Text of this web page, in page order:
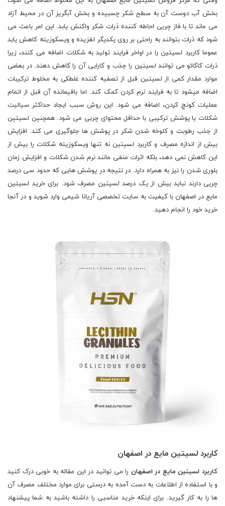
بخش آب دوست آن به سطح شکر چسبیده و بخش آبگریز آن در محیط آزاد
می ماند تا با فاز چربی احاطه کننده ذرات شکر واکنش یابد. این امر باعث می
شود که ذرات بتوانند به راحتی بر روی یکدیگر لغزیده و ویسکوزیته کاهش یابد
عموما کاربرد لسیتین را در اواخر فرایند تولید به شکلات اضافه می کنند، زیرا
ذرات کاکائو می توانند لسیتین را جذب و کارایی آن را کاهش دهند. در بعضی
موارد مقدار کمی از لسیتین قبل از تصفیه کننده غلطکی به مخلوط ترکیبات
اضافه میشود تا به فرایند نرم کردن کمک کند. اما باقیمانده آن قبل از اتمام
عملیات کونچ کردن، اضافه می شود. این روش سبب ایجاد حداکثر سیالیت
شکلات یا پوشش ترکیبی با حداقل محتوای چربی می شود. همچنین لسیتین
از جذب رطوبت و کلوخه شدن شکر در پوشش ها جلوگیری می کند. افزایش
بیش از اندازه مصرف و کاربرد لسیتین نه تنها ویسکوزیته شکلات را بیش از
این کاهش نمی دهد، بلکه اثرات منفی مانند نرم شدن شکلات و افزایش زمان
بلوری شدن را نیز به همراه دارد. در نتیجه در پوشش هایی که حدود سی درصد
چربی دارند نباید بیش از یک درصد لسیتین مصرف شود. برای خرید لسیتین
مایع در اصفهان با کیفیت به سایت تخصصی آریانا شیمی وارد شوید و در آنجا
خرید خود را انجام دهید.
کاربرد لسیتین مایع در اصفهان
کاربرد لسیتین مایع در اصفهان را می توانید در این مقاله به خوبی درک کنید
و با استفاده از اطلاعات به دست آمده به درستی برای موارد مختلف مصرف آن
ها را به کار گیرید. برای اینکه خرید مناسبی را داشته باشید به شما پیشنهاد